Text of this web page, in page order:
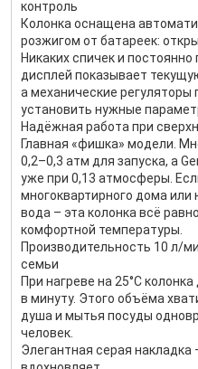
контроль
Колонка оснащена
розжигом от батареек:
Никаких спичек и
дисплей показывает
а механические
установить нужные
Надёжная работа при
Главная «фишка» модели.
0,2–0,3 атм для запуска, а
уже при 0,13 атмосферы.
многоквартирного дома или
вода – эта колонка всё
комфортной температуры.
Производительность 10 л/
семьи
При нагреве на 25°C
в минуту. Этого объёма
душа и мытья посуды
человек.
Элегантная серая накладка